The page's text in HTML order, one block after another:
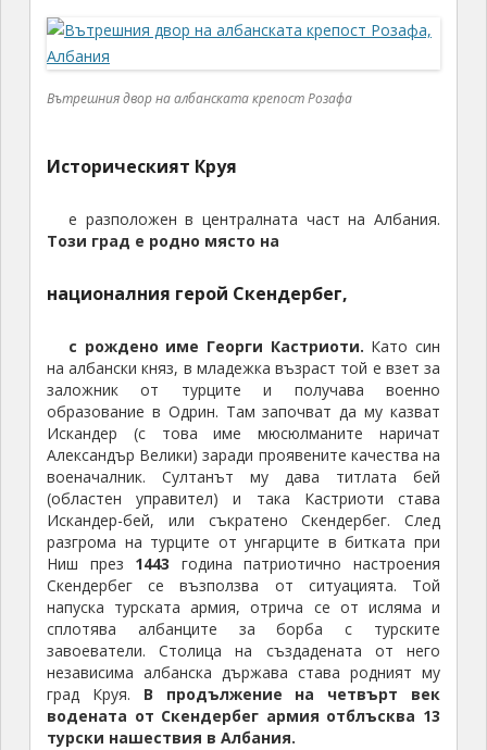
Вътрешния двор на албанската крепост Розафа
Историческият Круя
е разположен в централната част на Албания.
Този град е родно място на
националния герой Скендербег,
с рождено име Георги Кастриоти. Като син
на албански княз, в младежка възраст той е взет за
заложник от турците и получава военно
образование в Одрин. Там започват да му казват
Искандер (с това име мюсюлманите наричат
Александър Велики) заради проявените качества на
военачалник. Султанът му дава титлата бей
(областен управител) и така Кастриоти става
Искандер-бей, или съкратено Скендербег. След
разгрома на турците от унгарците в битката при
Ниш през 1443 година патриотично настроения
Скендербег се възползва от ситуацията. Той
напуска турската армия, отрича се от исляма и
сплотява албанците за борба с турските
завоеватели. Столица на създадената от него
независима албанска държава става родният му
град Круя. В продължение на четвърт век
водената от Скендербег армия отблъсква 13
турски нашествия в Албания.